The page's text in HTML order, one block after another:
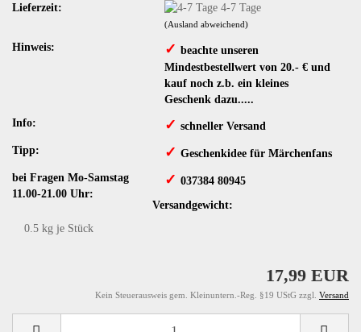
Lieferzeit:
4-7 Tage
(Ausland abweichend)
Hinweis: ✓ ​ beachte unseren
Mindestbestellwert von 20.- € und
kauf noch z.b. ein kleines
Geschenk dazu.....
Info:
✓ schneller Versand
Tipp:
✓ ​Geschenkidee für Märchenfans
bei Fragen Mo-Samstag
11.00-21.00 Uhr:
✓ ​ 037384 80945
Versandgewicht:
0.5 kg je Stück
17,99 EUR
Kein Steuerausweis gem. Kleinuntern.-Reg. §19 UStG zzgl. Versand